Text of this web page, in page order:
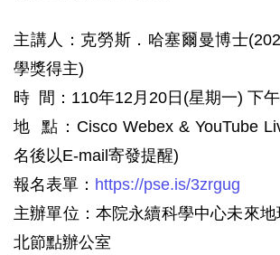
主講人：克勞斯．哈塞爾曼博士
學獎得主)
時 間：110年12月20日(星期一) 下
地 點：Cisco Webex & YouTube
名後以E-mail寄發提醒)
報名表單： https://pse.is/3zrgug
主辦單位：本院永續科學中心未來
北節點辦公室